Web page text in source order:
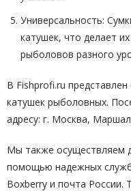
Универсальность:
катушек, что делает
рыболовов разного
В Fishprofi.ru
катушек рыболовных.
адресу: г. Москва,
Мы также осуществляем
помощью надежных
Boxberry и почта